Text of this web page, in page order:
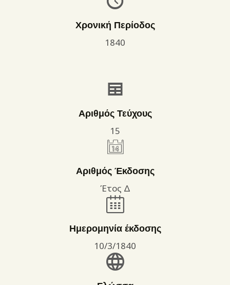
Χρονική Περίοδος
1840
Αριθμός Τεύχους
15
Αριθμός Έκδοσης
Έτος Δ
Ημερομηνία έκδοσης
10/3/1840